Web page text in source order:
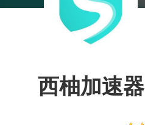
西柚加速器